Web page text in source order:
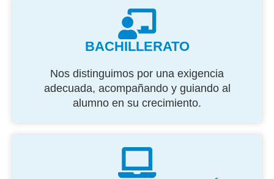
BACHILLERATO
Nos distinguimos por una exigencia
adecuada, acompañando y guiando al
alumno en su crecimiento.